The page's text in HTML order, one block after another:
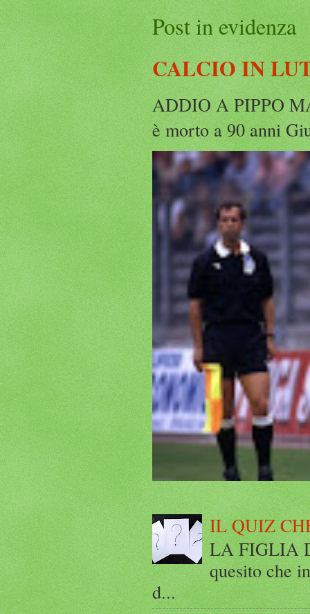
Post in evidenza
CALCIO IN
ADDIO A PIPPO
è morto a 90 anni
IL QUIZ
LA FIGLIA
quesito che
d...